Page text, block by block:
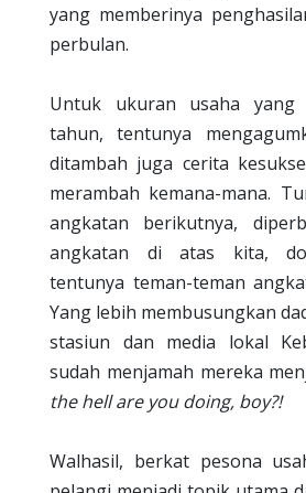
yang memberinya
perbulan.
Untuk ukuran usaha
tahun, tentunya
ditambah juga cerita
merambah kemana-mana.
angkatan berikutnya,
angkatan di atas kita,
tentunya teman-teman
Yang lebih membusungkan
stasiun dan media lokal
sudah menjamah mereka
the hell are you doing, boy?!
Walhasil, berkat pesona